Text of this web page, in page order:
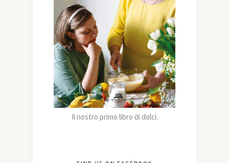
Il nostro primo libro di dolci.